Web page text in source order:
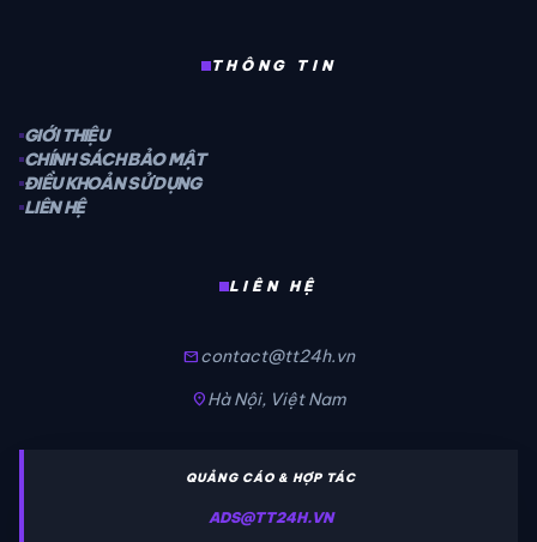
THÔNG TIN
GIỚI THIỆU
CHÍNH SÁCH BẢO MẬT
ĐIỀU KHOẢN SỬ DỤNG
LIÊN HỆ
LIÊN HỆ
mailcontact@tt24h.vn
location_onHà Nội, Việt Nam
QUẢNG CÁO & HỢP TÁC
ADS@TT24H.VN